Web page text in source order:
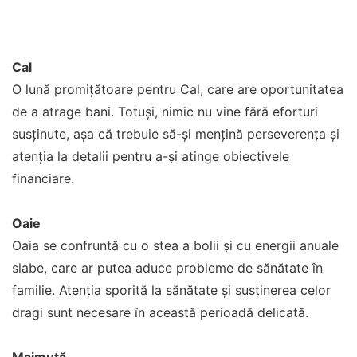
Cal
O lună promițătoare pentru Cal, care are oportunitatea
de a atrage bani. Totuși, nimic nu vine fără eforturi
susținute, așa că trebuie să-și mențină perseverența și
atenția la detalii pentru a-și atinge obiectivele
financiare.
Oaie
Oaia se confruntă cu o stea a bolii și cu energii anuale
slabe, care ar putea aduce probleme de sănătate în
familie. Atenția sporită la sănătate și susținerea celor
dragi sunt necesare în această perioadă delicată.